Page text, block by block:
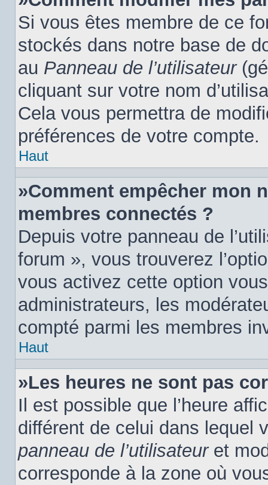
Si vous êtes membre de ce
stockés dans notre base de
au Panneau de l’utilisateur
cliquant sur votre nom
Cela vous permettra de
préférences de votre compte.
Haut
»Comment empêcher mon
membres connectés ?
Depuis votre panneau de
forum », vous trouverez
vous activez cette option
administrateurs, les
compté parmi les membres
Haut
»Les heures ne sont pas
Il est possible que l’heure
différent de celui dans lequel
panneau de l’utilisateuret
corresponde à la zone où